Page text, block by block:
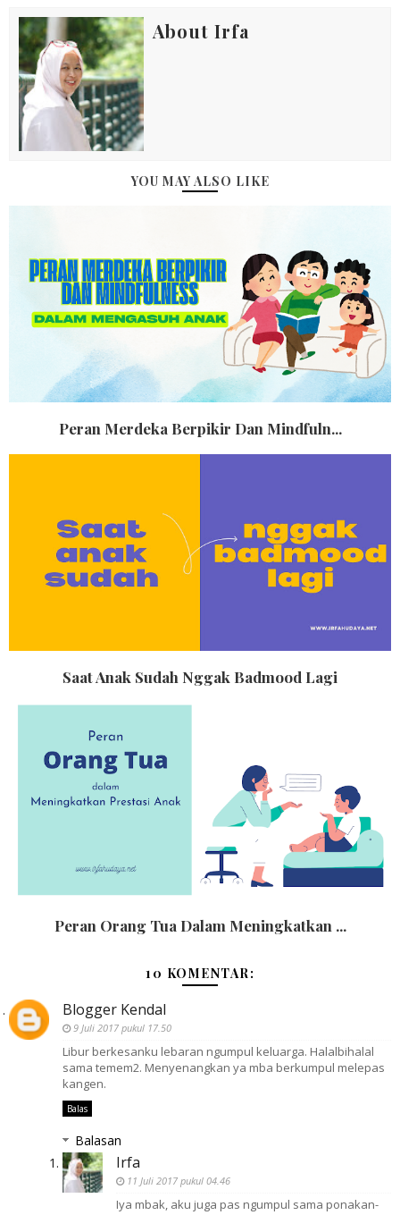
About Irfa
YOU MAY ALSO LIKE
Peran Merdeka Berpikir Dan Mindfuln...
Saat Anak Sudah Nggak Badmood Lagi
Peran Orang Tua Dalam Meningkatkan ...
10 KOMENTAR:
Blogger Kendal
9 Juli 2017 pukul 17.50
Libur berkesanku lebaran ngumpul keluarga. Halalbihalal
sama temem2. Menyenangkan ya mba berkumpul melepas
kangen.
Balas
Balasan
Irfa
11 Juli 2017 pukul 04.46
Iya mbak, aku juga pas ngumpul sama ponakan-